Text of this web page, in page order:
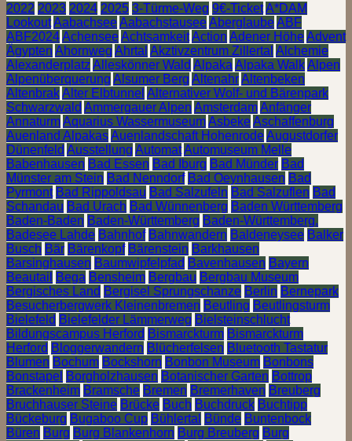
2022 2023 2024 2025 3-Türme-Weg 9€-TicketA*DAM
LookoutAabachseeAabachstauseeAberglaubeABF
ABF2024AchenseeAchtsamkeitAction Adener HöheAdvent
Ägypten Ahornweg Ahrtal Akztivzentrum Zillertal Alchemie
Alexanderplatz Alleskönner Wald Alpaka Alpaka WalkAlpen
Alpenüberquerung Alsumer Berg AltenahrAltenbeken
AltenbrakAlter Elbtunnel Alternativer Wolf- und Bärenpark
Schwarzwald Ammergauer Alpen AmsterdamAnfänger
AnnaturmAquarius WassermuseumAsbekeAschaffenburg
Auenland AlpakasAuenlandschaft HohenrodeAugustdorfer
Dünenfeld Ausstellung AutomatAutomuseum Melle
Babenhausen Bad Essen Bad Iburg Bad Münder Bad
Münster am Stein Bad Nenndorf Bad Oeynhausen Bad
Pyrmont Bad Rippoldsau Bad Salzufeln Bad Salzuflen Bad
Schandau Bad Urach Bad Wünnenberg Baden Württemberg
Baden-Baden Baden-Württemberg Baden-Württemberg.
Badesee Lahde Bahnhof Bahnwandern Baldeneysee Balker
Busch Bär Bärenkopf Bärenstein Barkhausen
Barsinghausen Baumwipfelpfad Bavenhausen Bayern
Beautail
Bega Bensheim Bergbau Bergbau Museum
Bergisches Land Bergisel Sprungschanze Berlin Bernepark
Besucherbergwerk Kleinenbremen Beutling Beutlingsturm
Bielefeld Bielefelder Lämmerweg Bielsteinschlucht
Bildungscampus Herford Bismarckturm Bismarckturm
Herford Bloggerwandern Blücherfelsen Bluetooth Tastatur
Blumen Bochum Bockshorn Bonbon Museum Bonbons
Bonstapel Borgholzhausen Botanischer Garten Bottrop
Brackenheim Bramsche Bremen Bremerhaven Breuberg
Bruchhauser Steine Brücke Buch Buchdruck Buchtipp
Bückeburg Bugaboo Cup Bühlertal Bünde Buntenbock
Büren Burg Burg Blankenhorn Burg Breuberg Burg